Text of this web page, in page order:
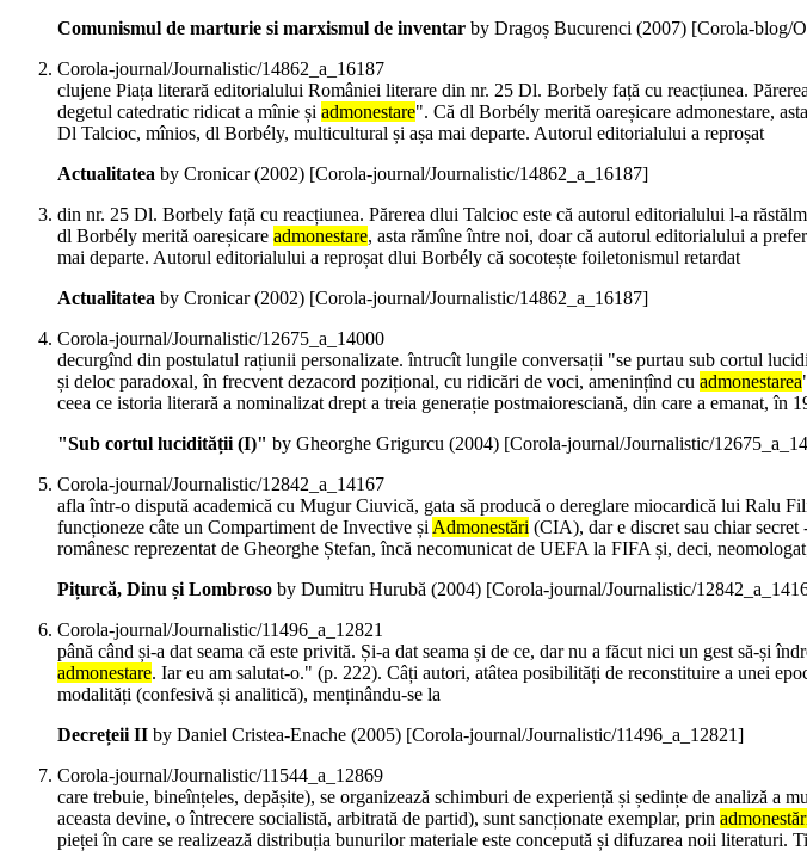
Comunismul de marturie si marxismul de inventar by Dragoș Bucurenci (2007) [Corola-blog/
Corola-journal/Journalistic/14862_a_16187
clujene Piața literară editorialului României literare din nr. 25 Dl. Borbely față cu reacțiunea.
degetul catedratic ridicat a mînie și admonestare". Că dl Borbély merită oareșicare admonestare,
Dl Talcioc, mînios, dl Borbély, multicultural și așa mai departe. Autorul editorialului a reproșat
Actualitatea by Cronicar (2002) [Corola-journal/Journalistic/14862_a_16187]
din nr. 25 Dl. Borbely față cu reacțiunea. Părerea dlui Talcioc este că autorul editorialului l-a
dl Borbély merită oareșicare admonestare, asta rămîne între noi, doar că autorul editorialului a
mai departe. Autorul editorialului a reproșat dlui Borbély că socotește foiletonismul retardat
Actualitatea by Cronicar (2002) [Corola-journal/Journalistic/14862_a_16187]
Corola-journal/Journalistic/12675_a_14000
decurgînd din postulatul rațiunii personalizate. întrucît lungile conversații "se purtau sub cortul
și deloc paradoxal, în frecvent dezacord pozițional, cu ridicări de voci, amenințînd cu admonestarea
ceea ce istoria literară a nominalizat drept a treia generație postmaioresciană, din care a emanat, în
"Sub cortul lucidității (I)" by Gheorghe Grigurcu (2004) [Corola-journal/Journalistic/
Corola-journal/Journalistic/12842_a_14167
afla într-o dispută academică cu Mugur Ciuvică, gata să producă o dereglare miocardică lui Ralu
funcționeze câte un Compartiment de Invective șiAdmonestări (CIA), dar e discret sau chiar
românesc reprezentat de Gheorghe Ștefan, încă necomunicat de UEFA la FIFA și, deci,
Pițurcă, Dinu și Lombroso by Dumitru Hurubă (2004) [Corola-journal/Journalistic/
Corola-journal/Journalistic/11496_a_12821
până când și-a dat seama că este privită. Și-a dat seama și de ce, dar nu a făcut nici un gest să-și
admonestare. Iar eu am salutat-o." (p. 222). Câți autori, atâtea posibilități de reconstituire a unei
modalități (confesivă și analitică), menținându-se la
Decrețeii II by Daniel Cristea-Enache (2005) [Corola-journal/Journalistic/11496_a_12821]
Corola-journal/Journalistic/11544_a_12869
care trebuie, bineînțeles, depășite), se organizează schimburi de experiență și ședințe de analiză
aceasta devine, o întrecere socialistă, arbitrată de partid), sunt sancționate exemplar, prin
pieței în care se realizează distribuția bunurilor materiale este concepută și difuzarea noii literaturi.